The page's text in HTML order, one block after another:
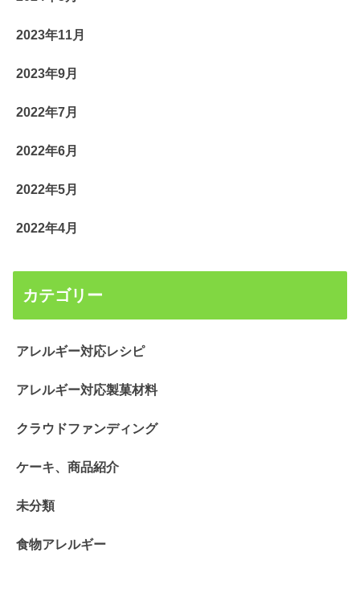
2023年11月
2023年9月
2022年7月
2022年6月
2022年5月
2022年4月
カテゴリー
アレルギー対応レシピ
アレルギー対応製菓材料
クラウドファンディング
ケーキ、商品紹介
未分類
食物アレルギー